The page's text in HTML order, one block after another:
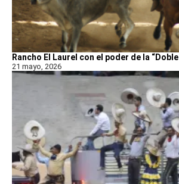
Rancho El Laurel con el poder de la “Doble
21 mayo, 2026